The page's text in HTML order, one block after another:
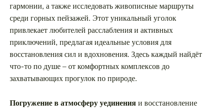
гармонии, а также исследовать живописные маршруты
среди горных пейзажей. Этот уникальный уголок
привлекает любителей расслабления и активных
приключений, предлагая идеальные условия для
восстановления сил и вдохновения. Здесь каждый найдёт
что-то по душе – от комфортных комплексов до
захватывающих прогулок по природе.
Погружение в атмосферу уединенияи восстановление